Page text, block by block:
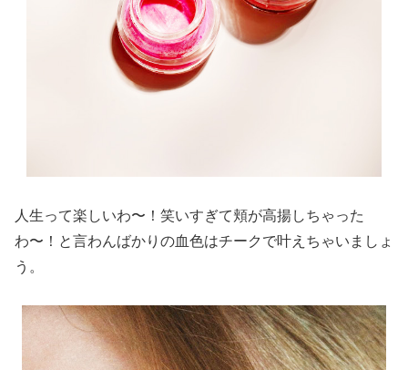
人生って楽しいわ〜！笑いすぎて頬が高揚しちゃった
わ〜！と言わんばかりの血色はチークで叶えちゃいましょ
う。